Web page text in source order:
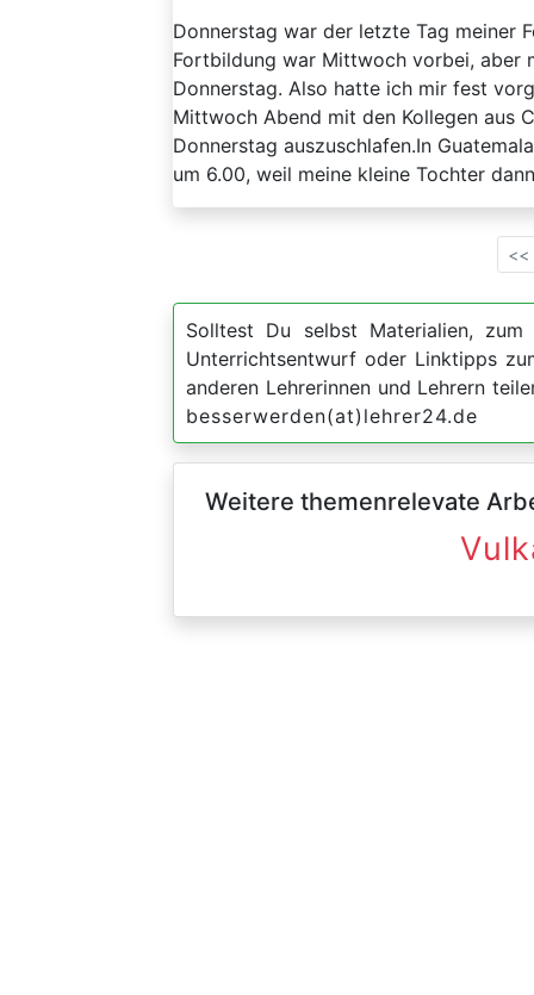
Donnerstag war der letzte Tag meiner
Fortbildung war Mittwoch vorbei, aber
Donnerstag. Also hatte ich mir fest
Mittwoch Abend mit den Kollegen aus
Donnerstag auszuschlafen.In
um 6.00, weil meine kleine Tochter
<<
Solltest Du selbst Materialien,
Unterrichtsentwurf oder Linktipps
anderen Lehrerinnen und Lehrern
besserwerden(at)lehrer24.de
Weitere themenrelevate